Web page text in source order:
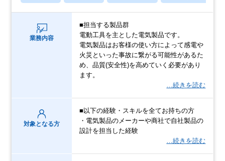
業務内容
■担当する製品群
電動工具を主とした電気製品です。
電気製品はお客様の使い方によって感電や
火災といった事故に繋がる可能性があるた
め、品質(安全性)を高めていく必要があり
ます。
…続きを読む
対象となる方
■以下の経験・スキルを全てお持ちの方
・電気製品のメーカーや商社で自社製品の
設計を担当した経験
…続きを読む